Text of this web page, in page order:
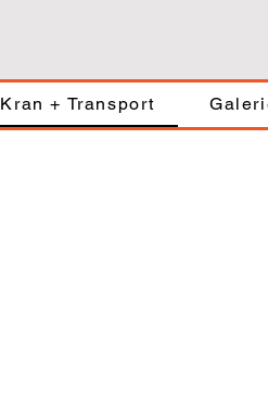
Kran + Transport